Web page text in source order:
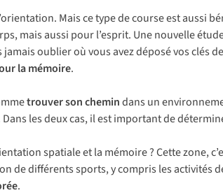
Mais ce type de course est
mais aussi pour l’esprit. Une nouvelle
oublier où vous avez déposé vos clés
la mémoire.
trouver son chemindans un
les deux cas, il est important de
spatiale et la mémoire ? Cette zone,
différents sports, y compris les activités
.